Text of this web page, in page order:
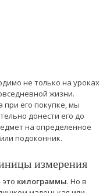
не только на уроках
жизни.
его покупке, мы
донести его до
на определенное
подоконник.
измерения
килограммы. Но в